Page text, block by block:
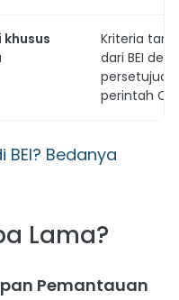
khusus
Kriteria
dari BEI
perintah
Bedanya
Lama?
Pemantauan